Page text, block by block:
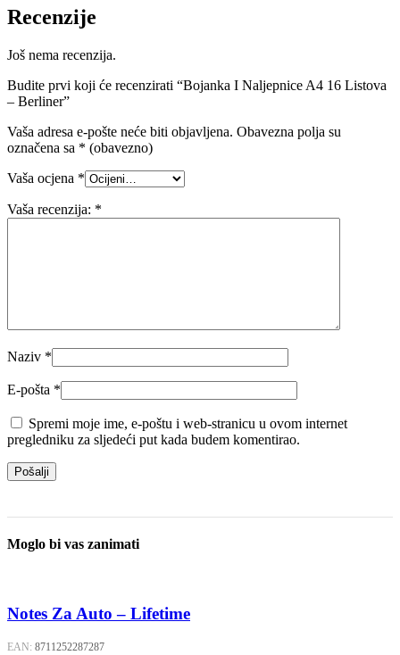
Recenzije
Još nema recenzija.
Budite prvi koji će recenzirati “Bojanka I Naljepnice A4 16 Listova
– Berliner”
Vaša adresa e-pošte neće biti objavljena. Obavezna polja su
označena sa * (obavezno)
Vaša ocjena *
Vaša recenzija: *
Naziv *
E-pošta *
Spremi moje ime, e-poštu i web-stranicu u ovom internet
pregledniku za sljedeći put kada budem komentirao.
Moglo bi vas zanimati
Notes Za Auto – Lifetime
EAN: 8711252287287